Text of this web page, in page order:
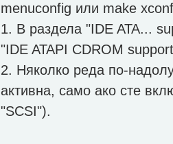
menuconfig или make
1. В раздела "IDE ATA...
"IDE ATAPI CDROM
2. Няколко реда по-
активна, само ако сте
"SCSI").